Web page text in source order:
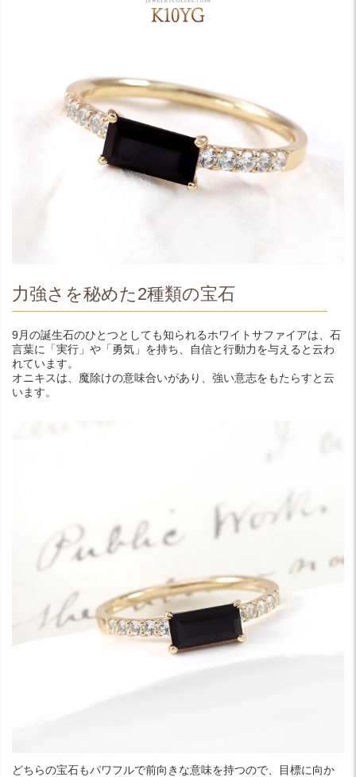
力強さを秘めた2種類の宝石
9月の誕生石のひとつとしても知られるホワイトサファイアは、石
言葉に「実行」や「勇気」を持ち、自信と行動力を与えると云わ
れています。
オニキスは、魔除けの意味合いがあり、強い意志をもたらすと云
います。
どちらの宝石もパワフルで前向きな意味を持つので、目標に向か